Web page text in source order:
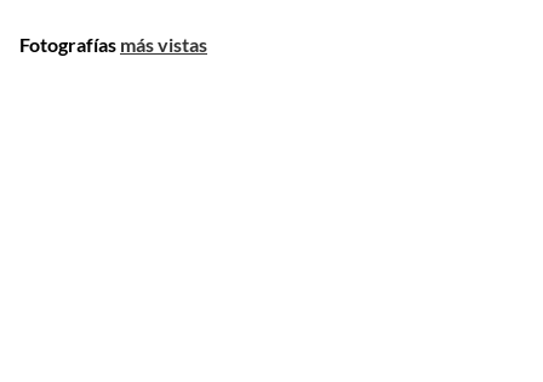
Fotografías más vistas